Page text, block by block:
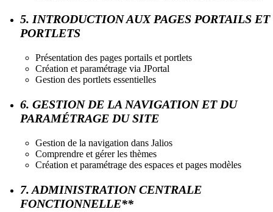
5. INTRODUCTION AUX PAGES PORTAILS ET
PORTLETS
Présentation des pages portails et portlets
Création et paramétrage via JPortal
Gestion des portlets essentielles
6. GESTION DE LA NAVIGATION ET DU
PARAMÉTRAGE DU SITE
Gestion de la navigation dans Jalios
Comprendre et gérer les thèmes
Création et paramétrage des espaces et pages modèles
7. ADMINISTRATION CENTRALE
FONCTIONNELLE**